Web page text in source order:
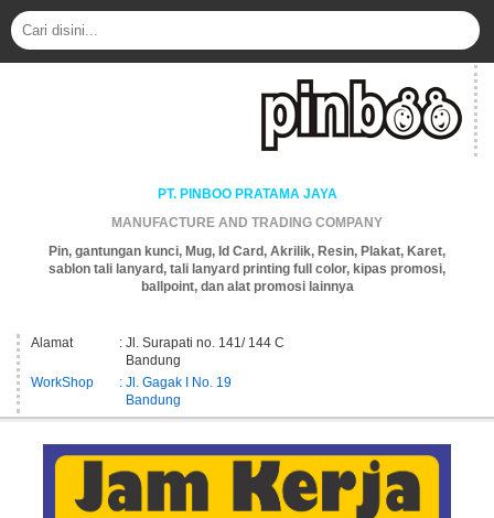
PT. PINBOO PRATAMA JAYA
MANUFACTURE AND TRADING COMPANY
Pin, gantungan kunci, Mug, Id Card, Akrilik, Resin, Plakat, Karet,
sablon tali lanyard, tali lanyard printing full color, kipas promosi,
ballpoint, dan alat promosi lainnya
Alamat
: Jl. Surapati no. 141/ 144 C
Bandung
WorkShop
: Jl. Gagak I No. 19
Bandung